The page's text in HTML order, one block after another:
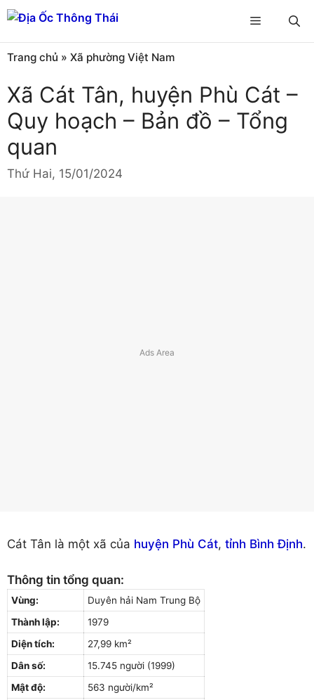
Chuyển
đến
nội
dung
Menu
Trang chủ » Xã phường Việt Nam
Xã Cát Tân, huyện Phù Cát –
Quy hoạch – Bản đồ – Tổng
quan
Thứ Hai, 15/01/2024
Cát Tân là một xã của huyện Phù Cát, tỉnh Bình Định.
Thông tin tổng quan:
Vùng:
Duyên hải Nam Trung Bộ
Thành lập:
1979
Diện tích:
27,99 km²
Dân số:
15.745 người (1999)
Mật độ:
563 người/km²